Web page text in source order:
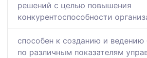
решений с целью повышения
конкурентоспособности
способен к созданию и ведению
по различным показателям